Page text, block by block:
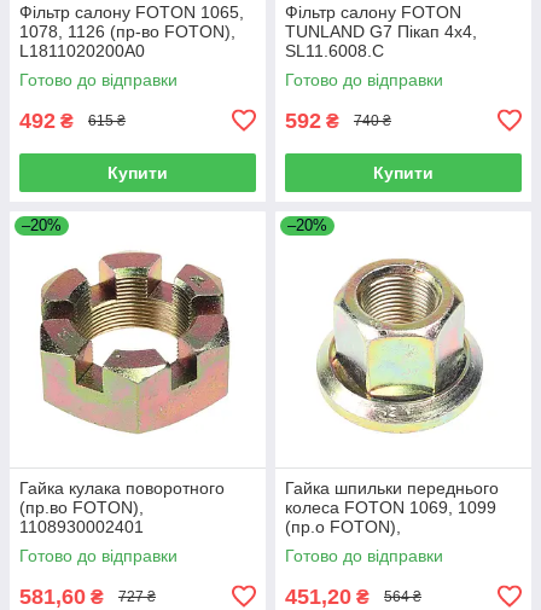
Фільтр салону FOTON 1065,
1078, 1126 (пр-во FOTON),
L1811020200A0
Готово до відправки
492 ₴ 615 ₴
Купити
Фільтр салону FOTON
TUNLAND G7 Пікап 4х4,
SL11.6008.C
Готово до відправки
592 ₴ 740 ₴
Купити
–20%
Гайка кулака поворотного
(пр.во FOTON),
1108930002401
Готово до відправки
581,60 ₴ 727 ₴
–20%
Гайка шпильки переднього
колеса FOTON 1069, 1099
(пр.о FOTON),
1106930003404
Готово до відправки
451,20 ₴ 564 ₴